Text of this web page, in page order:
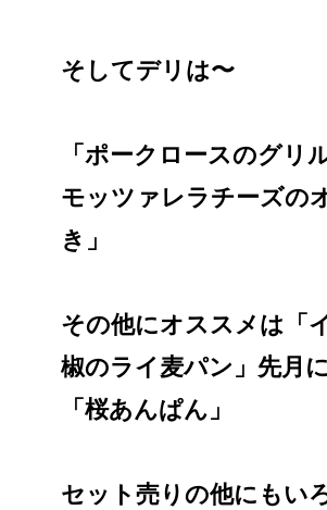
そしてデリは〜
「ポークロースのグリ
モッツァレラチーズの
き」
その他にオススメは「
椒のライ麦パン」先月
「桜あんぱん」
セット売りの他にもい